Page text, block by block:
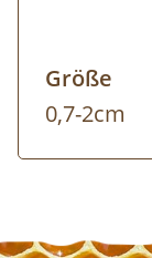
Größe
0,7-2cm